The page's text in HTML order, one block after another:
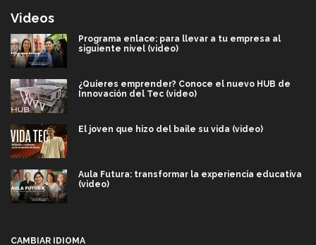
Videos
Programa enlace: para llevar a tu empresa al
siguiente nivel (video)
¿Quieres emprender? Conoce el nuevo HUB de
Innovación del Tec (video)
El joven que hizo del baile su vida (video)
Aula Futura: transformar la experiencia educativa
(video)
CAMBIAR IDIOMA